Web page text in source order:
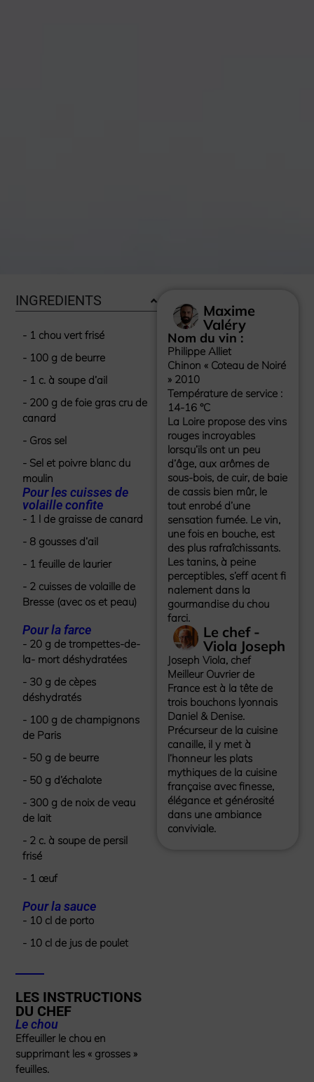
INGREDIENTS
- 1 chou vert frisé
- 100 g de beurre
- 1 c. à soupe d’ail
- 200 g de foie gras cru de
canard
- Gros sel
- Sel et poivre blanc du
moulin
Pour les cuisses de
volaille confite
- 1 l de graisse de canard
- 8 gousses d’ail
- 1 feuille de laurier
- 2 cuisses de volaille de
Bresse (avec os et peau)
Pour la farce
- 20 g de trompettes-de-
la- mort déshydratées
- 30 g de cèpes
déshydratés
- 100 g de champignons
de Paris
- 50 g de beurre
- 50 g d’échalote
- 300 g de noix de veau
de lait
- 2 c. à soupe de persil
frisé
- 1 œuf
Pour la sauce
- 10 cl de porto
- 10 cl de jus de poulet
LES INSTRUCTIONS
DU CHEF
Le chou
Effeuiller le chou en
supprimant les « grosses »
feuilles.
Maxime
Valéry
Nom du vin :
Philippe Alliet
Chinon « Coteau de Noiré
» 2010
Température de service :
14-16 °C
La Loire propose des vins
rouges incroyables
lorsqu’ils ont un peu
d’âge, aux arômes de
sous-bois, de cuir, de baie
de cassis bien mûr, le
tout enrobé d’une
sensation fumée. Le vin,
une fois en bouche, est
des plus rafraîchissants.
Les tanins, à peine
perceptibles, s’eff acent fi
nalement dans la
gourmandise du chou
farci.
Le chef -
Viola Joseph
Joseph Viola, chef
Meilleur Ouvrier de
France est à la tête de
trois bouchons lyonnais
Daniel & Denise.
Précurseur de la cuisine
canaille, il y met à
l’honneur les plats
mythiques de la cuisine
française avec finesse,
élégance et générosité
dans une ambiance
conviviale.